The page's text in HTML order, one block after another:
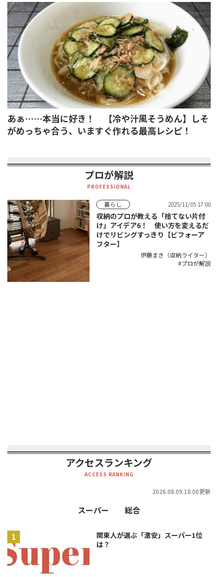
あぁ……本当に好き！ 【冷や汁風そうめん】しそ
がめっちゃ合う、いますぐ作れる最高レシピ！
プロが解説
PROFESSIONAL
暮らし 2025/11/05 17:00
収納のプロが教える「捨てない片付
け」アイデア6！ 使い方を変えるだ
けでリビングすっきり【ビフォーア
フター】
伊藤まき（収納ライター）
プロが解説
アクセスランキング
ACCESS RANKING
2026.08.09.18:00更新
スーパー 総合
関東人が選ぶ「激安」スーパー1位
は？